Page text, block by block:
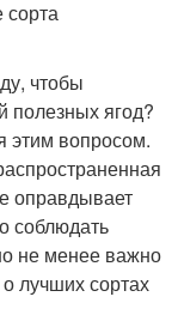
чтобы
полезных ягод?
этим вопросом.
оправдывает
соблюдать
не менее важно
лучших сортах